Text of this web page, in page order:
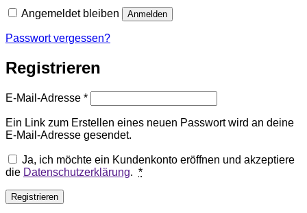
Angemeldet bleiben Anmelden
Passwort vergessen?
Registrieren
E-Mail-Adresse *Erforderlich
Ein Link zum Erstellen eines neuen Passwort wird an deine
E-Mail-Adresse gesendet.
Ja, ich möchte ein Kundenkonto eröffnen und akzeptiere
die Datenschutzerklärung. *
Registrieren